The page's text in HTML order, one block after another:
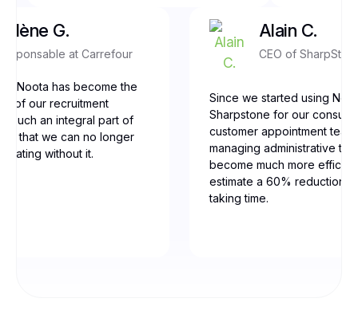
G.
at Carrefour
Noota has become the
of our recruitment
such an integral part of
that we can no longer
without it.
Alain C.
CEO of
Since we started using
Sharpstone for our
customer appointment
managing administrative
become much more
estimate a 60% reduction
taking time.